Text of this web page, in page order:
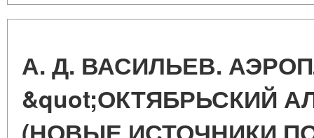
А. Д. ВАСИЛЬЕВ.
&quot;ОКТЯБРЬСКИЙ